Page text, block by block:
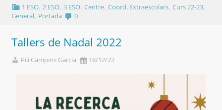
1 ESO,2 ESO,3 ESO,Centre,Coord. Extraescolars,Curs 22-23,
General, Portada 0
Tallers de Nadal 2022
Pili Campins Garcia 18/12/22